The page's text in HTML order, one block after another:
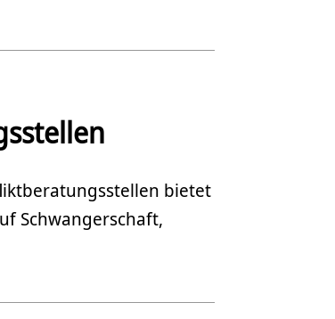
bietet
Schwangerschaft,